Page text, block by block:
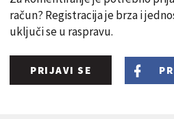
račun? Registracija je brza i
uključi se u raspravu.
PRIJAVI SE